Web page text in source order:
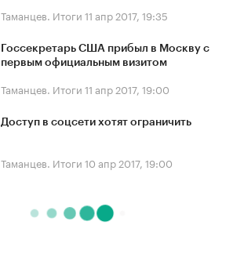
Таманцев. Итоги 11 апр 2017, 19:35
Госсекретарь США прибыл в Москву с
первым официальным визитом
Таманцев. Итоги 11 апр 2017, 19:00
Доступ в соцсети хотят ограничить
Таманцев. Итоги 10 апр 2017, 19:00